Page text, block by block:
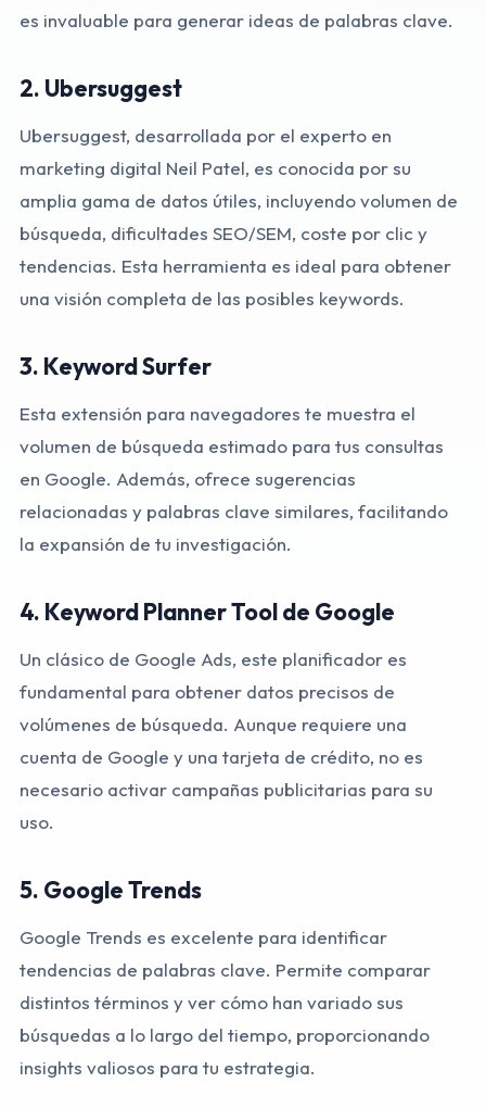
es invaluable para generar ideas de palabras clave.
2. Ubersuggest
Ubersuggest, desarrollada por el experto en
marketing digital Neil Patel, es conocida por su
amplia gama de datos útiles, incluyendo volumen de
búsqueda, dificultades SEO/SEM, coste por clic y
tendencias. Esta herramienta es ideal para obtener
una visión completa de las posibles keywords.
3. Keyword Surfer
Esta extensión para navegadores te muestra el
volumen de búsqueda estimado para tus consultas
en Google. Además, ofrece sugerencias
relacionadas y palabras clave similares, facilitando
la expansión de tu investigación.
4. Keyword Planner Tool de Google
Un clásico de Google Ads, este planificador es
fundamental para obtener datos precisos de
volúmenes de búsqueda. Aunque requiere una
cuenta de Google y una tarjeta de crédito, no es
necesario activar campañas publicitarias para su
uso.
5. Google Trends
Google Trends es excelente para identificar
tendencias de palabras clave. Permite comparar
distintos términos y ver cómo han variado sus
búsquedas a lo largo del tiempo, proporcionando
insights valiosos para tu estrategia.